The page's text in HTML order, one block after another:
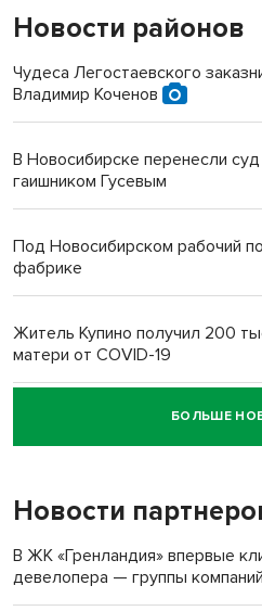
Новости районов
Чудеса Легостаевского
Владимир Коченов
В Новосибирске перенесли
гаишником Гусевым
Под Новосибирском рабочий
фабрике
Житель Купино получил 200
матери от COVID-19
Новосибирский суд наказал
пенсионерки на вокзале
БОЛЬШЕ
Новости
В ЖК «Гренландия» впервые
девелопера — группы